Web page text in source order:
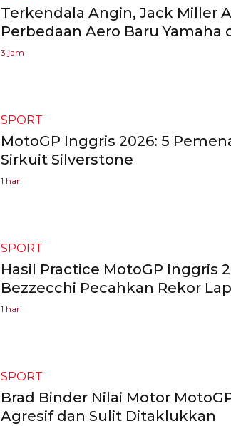
Terkendala Angin, Jack Miller
Perbedaan Aero Baru Yamaha
3 jam
SPORT
MotoGP Inggris 2026: 5
Sirkuit Silverstone
1 hari
SPORT
Hasil Practice MotoGP Inggris
Bezzecchi Pecahkan Rekor
1 hari
SPORT
Brad Binder Nilai Motor
Agresif dan Sulit Ditaklukkan